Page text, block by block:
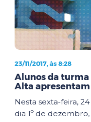
23/11/2017, às 8:28
Alunos da turma
Alta apresentam
Nesta sexta-feira,
dia 1º de